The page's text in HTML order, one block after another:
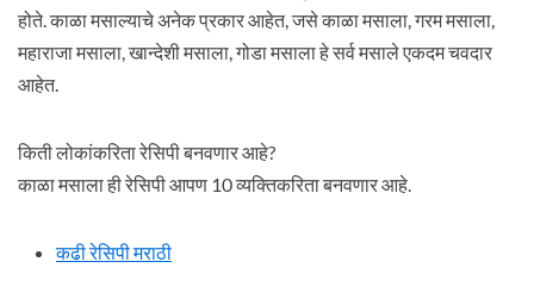
होते. काळा मसाल्याचे अनेक प्रकार आहेत, जसे काळा मसाला, गरम मसाला,
महाराजा मसाला, खान्देशी मसाला, गोडा मसाला हे सर्व मसाले एकदम चवदार
आहेत.
किती लोकांकरिता रेसिपी बनवणार आहे?
काळा मसाला ही रेसिपी आपण 10 व्यक्तिकरिता बनवणार आहे.
कढी रेसिपी मराठी